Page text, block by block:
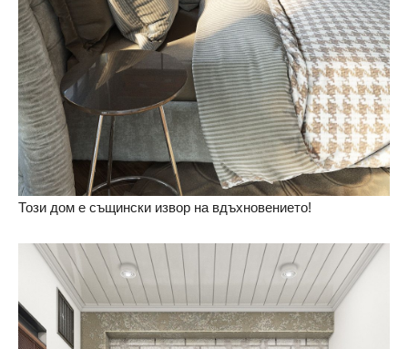
Този дом е същински извор на вдъхновението!